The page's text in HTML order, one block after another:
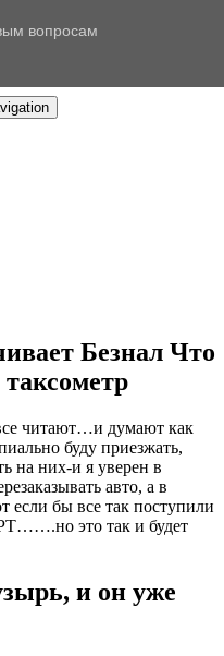
Безнал Что
читают…и думают как
буду приезжать,
на них-и я уверен в
авто, а в
если бы все так поступили
это так и будет
и он уже